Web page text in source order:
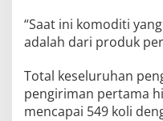
“Saat ini komoditi
adalah dari produk
Total keseluruhan
pengiriman pertama
mencapai 549 koli